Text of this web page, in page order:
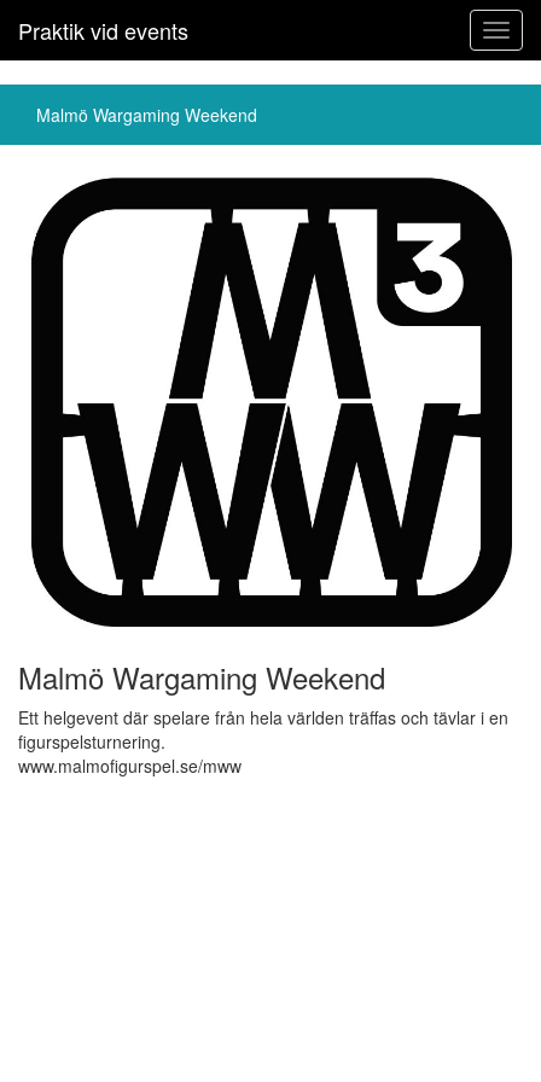
Praktik vid events
Malmö Wargaming Weekend
Malmö Wargaming Weekend
Ett helgevent där spelare från hela världen träffas och tävlar i en
figurspelsturnering.
www.malmofigurspel.se/mww